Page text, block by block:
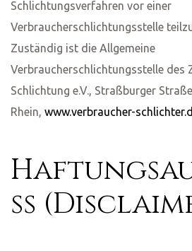
Schlichtungsverfahren vor einer
Verbraucherschlichtungsstelle
Zuständig ist die Allgemeine
Verbraucherschlichtungsstelle des
Schlichtung e.V., Straßburger
Rhein, www.verbraucher-
ss